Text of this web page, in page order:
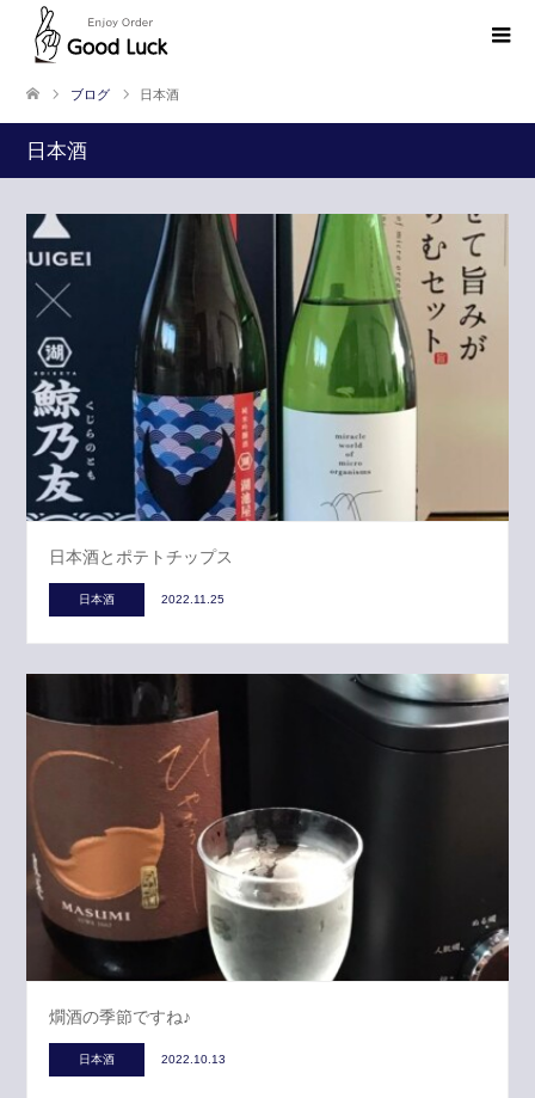
ブログ 日本酒
日本酒
日本酒とポテトチップス
日本酒 2022.11.25
燗酒の季節ですね♪
日本酒 2022.10.13